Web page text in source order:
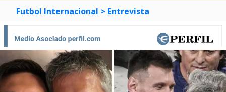
Futbol Internacional > Entrevista